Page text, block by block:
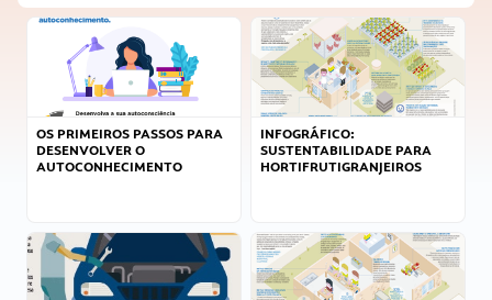
OS PRIMEIROS PASSOS PARA
DESENVOLVER O
AUTOCONHECIMENTO
INFOGRÁFICO:
SUSTENTABILIDADE PARA
HORTIFRUTIGRANJEIROS